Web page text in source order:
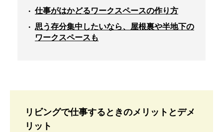
仕事がはかどるワークスペースの作り方
思う存分集中したいなら、屋根裏や半地下の
ワークスペースも
リビングで仕事するときのメリットとデメ
リット